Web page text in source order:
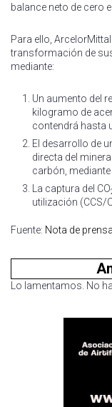
balance neto de cero
Para ello,
transformación de
mediante:
Un aumento del
kilogramo de
contendrá hasta
El desarrollo de
directa del
carbón,
La captura del CO
utilización (CCS/
Fuente: Nota de prensa
Lo lamentamos. No